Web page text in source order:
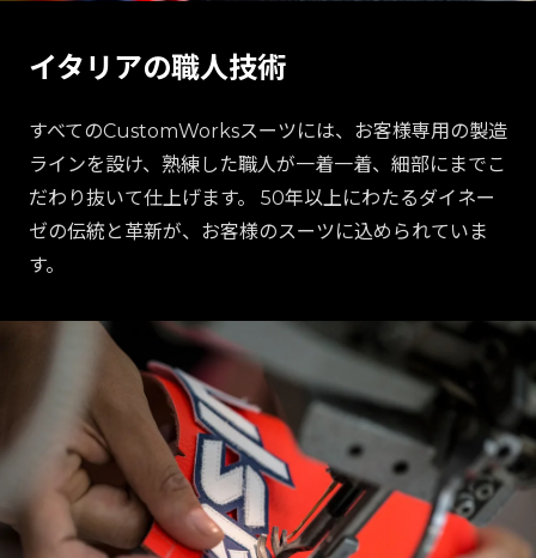
イタリアの職人技術
すべてのCustomWorksスーツには、お客様専用の製造
ラインを設け、熟練した職人が一着一着、細部にまでこ
だわり抜いて仕上げます。 50年以上にわたるダイネー
ゼの伝統と革新が、お客様のスーツに込められていま
す。